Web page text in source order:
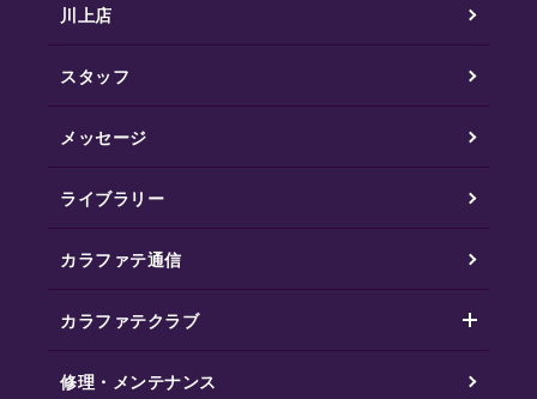
川上店
スタッフ
メッセージ
ライブラリー
カラファテ通信
カラファテクラブ
修理・メンテナンス